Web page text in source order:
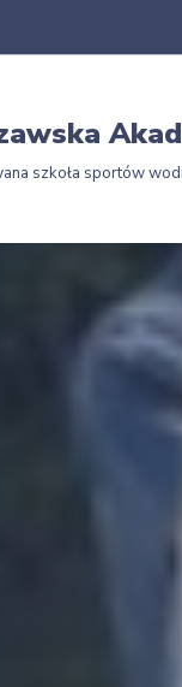
szkoła sportów